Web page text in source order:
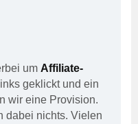
um Affiliate-
geklickt und ein
wir eine Provision.
dabei nichts. Vielen